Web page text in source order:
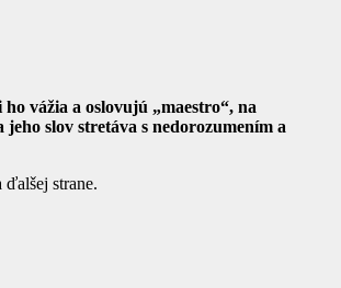
ho vážia a oslovujú „maestro“, na
jeho slov stretáva s nedorozumením a
strane.